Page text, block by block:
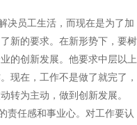
员工生活，而现在是为了加
新的要求。在新形势下，要树
的创新发展。他要求中层以上
现在，工作不是做了就完了，
转为主动，做到创新发展。
任感和事业心。对工作要认